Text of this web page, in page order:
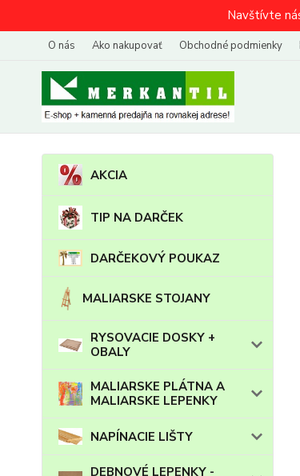
Navštívte
O nás Ako nakupovať Obchodné podmienky
AKCIA
TIP NA DARČEK
DARČEKOVÝ POUKAZ
MALIARSKE STOJANY
RYSOVACIE DOSKY +
OBALY
MALIARSKE PLÁTNA A
MALIARSKE LEPENKY
NAPÍNACIE LIŠTY
DEBNOVÉ LEPENKY -